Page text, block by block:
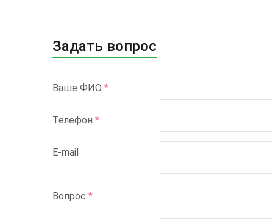
Задать вопрос
Ваше ФИО *
Телефон *
E-mail
Вопрос *